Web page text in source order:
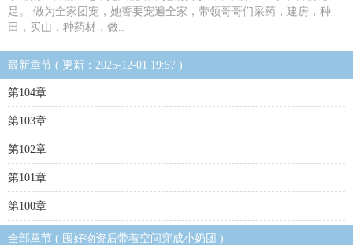
足。 做为全家团宠，她誓要宠遍全家，带领哥哥们采药，建房，种
田，买山，种药材，做..
最新章节 ( 更新：2025-12-01 19:57 )
第104章
第103章
第102章
第101章
第100章
全部章节 ( 囤好物资后带着空间穿成小奶团 )